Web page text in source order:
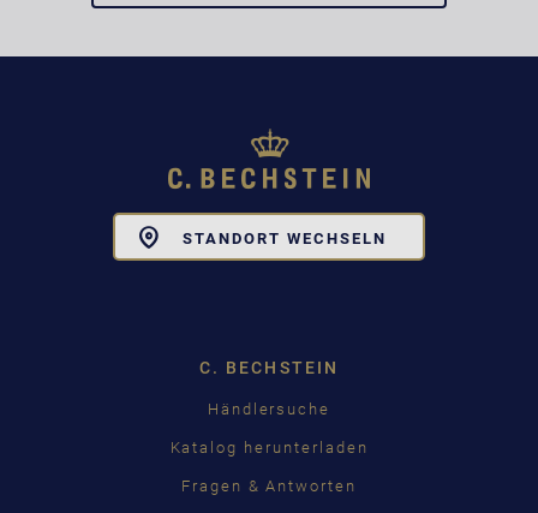
STANDORT WECHSELN
C. BECHSTEIN
Händlersuche
Katalog herunterladen
Fragen & Antworten